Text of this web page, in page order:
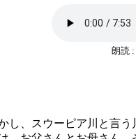
朗読 :
し、スウーピア川と言う